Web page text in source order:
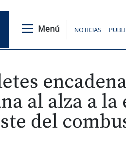
Menú NOTICIAS
al alza a la
del